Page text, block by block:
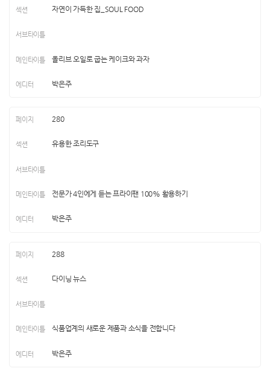
자연이 가득한 집_SOUL FOOD
올리브 오일로 굽는 케이크와 과자
박은주
280
유용한 조리도구
전문가 4인에게 듣는 프라이팬 100% 활용하기
박은주
288
다이닝 뉴스
식품업계의 새로운 제품과 소식을 전합니다
박은주